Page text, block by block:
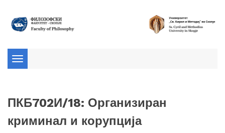
Toggle
navigation
ПКБ702И/18: Организиран
криминал и корупција